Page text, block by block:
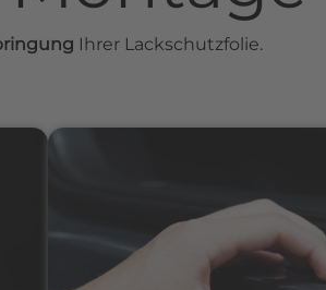
Ihrer Lackschutzfolie.